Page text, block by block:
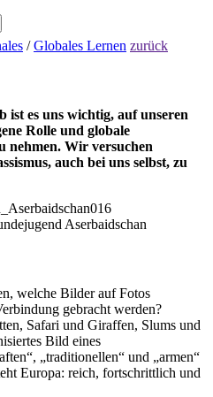
/Globales Lernen zurück
ist es uns wichtig, auf unseren
Rolle und globale
nehmen. Wir versuchen
auch bei uns selbst, zu
Aserbaidschan
welche Bilder auf Fotos
gebracht werden?
Safari und Giraffen, Slums und
Bild eines
„traditionellen“ und „armen“
Europa: reich, fortschrittlich und